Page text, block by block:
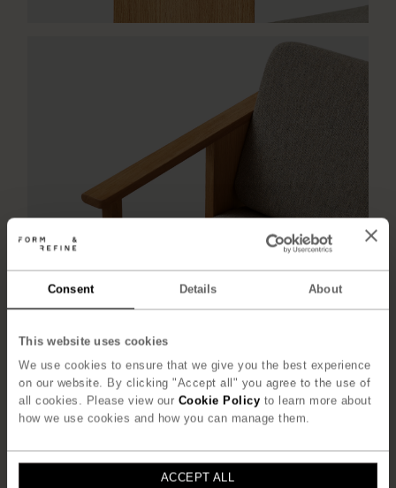
Consent Details About
This website uses cookies
We use cookies to ensure that we give you the best experience
on our website. By clicking "Accept all" you agree to the use of
all cookies. Please view our Cookie Policy to learn more about
how we use cookies and how you can manage them.
ACCEPT ALL